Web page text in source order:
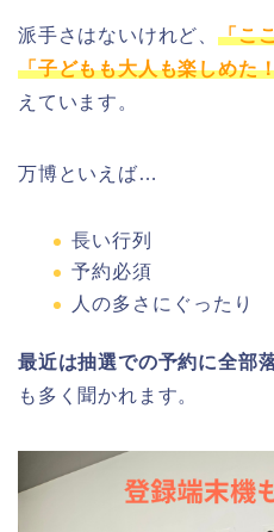
派手さはないけれど、 「こ
「子どもも大人も楽しめた
えています。
万博といえば…
長い行列
予約必須
人の多さにぐったり
最近は抽選での予約に全部
も多く聞かれます。